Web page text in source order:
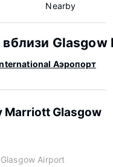
Nearby
Аэропорт
Marriott Glasgow
Airport